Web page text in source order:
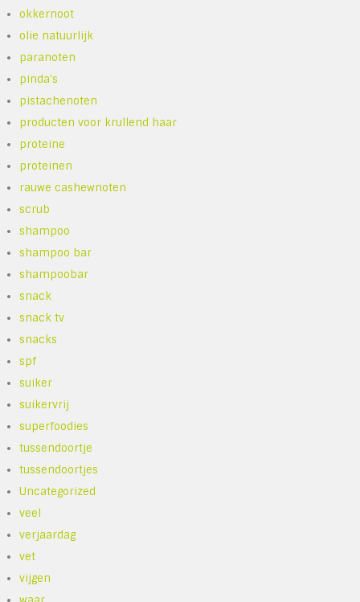
okkernoot
olie natuurlijk
paranoten
pinda's
pistachenoten
producten voor krullend haar
proteine
proteinen
rauwe cashewnoten
scrub
shampoo
shampoo bar
shampoobar
snack
snack tv
snacks
spf
suiker
suikervrij
superfoodies
tussendoortje
tussendoortjes
Uncategorized
veel
verjaardag
vet
vijgen